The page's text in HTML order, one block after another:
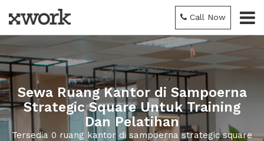
Call Now
Sewa Ruang Kantor di Sampoerna
Strategic Square Untuk Training
Dan Pelatihan
Tersedia 0 ruang kantor di sampoerna strategic square